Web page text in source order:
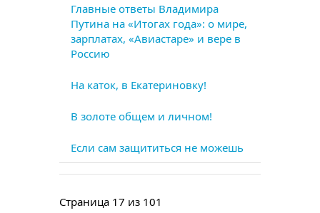
Главные ответы Владимира
Путина на «Итогах года»: о мире,
зарплатах, «Авиастаре» и вере в
Россию
На каток, в Екатериновку!
В золоте общем и личном!
Если сам защититься не можешь
Страница 17 из 101